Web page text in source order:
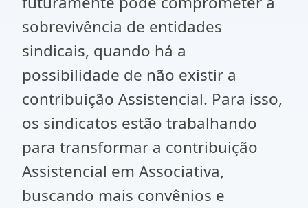
sobrevivência de entidades
sindicais, quando há a
possibilidade de não existir a
contribuição Assistencial. Para isso,
os sindicatos estão trabalhando
para transformar a contribuição
Assistencial em Associativa,
buscando mais convênios e